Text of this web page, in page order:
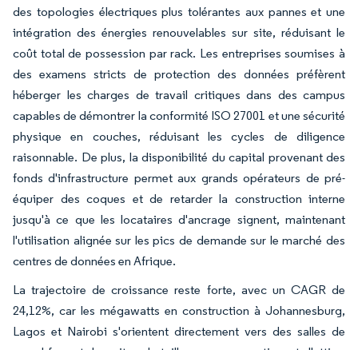
des topologies électriques plus tolérantes aux pannes et une
intégration des énergies renouvelables sur site, réduisant le
coût total de possession par rack. Les entreprises soumises à
des examens stricts de protection des données préfèrent
héberger les charges de travail critiques dans des campus
capables de démontrer la conformité ISO 27001 et une sécurité
physique en couches, réduisant les cycles de diligence
raisonnable. De plus, la disponibilité du capital provenant des
fonds d'infrastructure permet aux grands opérateurs de pré-
équiper des coques et de retarder la construction interne
jusqu'à ce que les locataires d'ancrage signent, maintenant
l'utilisation alignée sur les pics de demande sur le marché des
centres de données en Afrique.
La trajectoire de croissance reste forte, avec un CAGR de
24,12%, car les mégawatts en construction à Johannesburg,
Lagos et Nairobi s'orientent directement vers des salles de